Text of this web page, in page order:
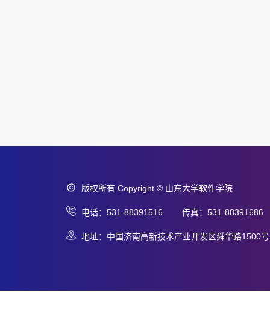
版权所有 Copyright © 山东大学软件学院
电话：531-88391516 传真：531-88391686
地址：中国济南高新技术产业开发区舜华路